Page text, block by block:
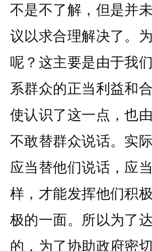
不是不了解，但是并
议以求合理解决了。
呢？这主要是由于我
系群众的正当利益和
使认识了这一点，也
不敢替群众说话。实
应当替他们说话，应
样，才能发挥他们积
极的一面。所以为了
的，为了协助政府密